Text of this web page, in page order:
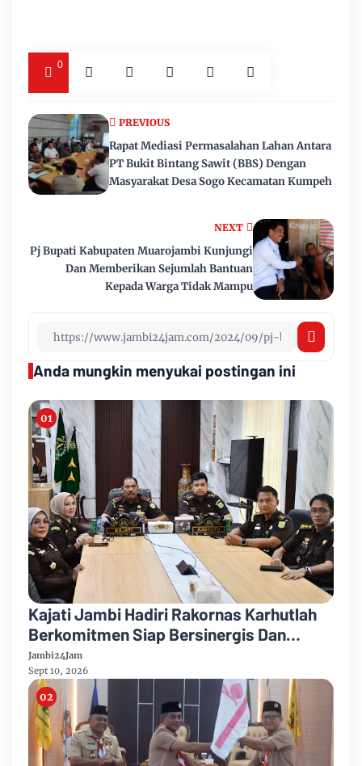
0
NEXT
Pj Bupati Kabupaten Muarojambi Kunjungi
Dan Memberikan Sejumlah Bantuan
Kepada Warga Tidak Mampu
PREVIOUS
Rapat Mediasi Permasalahan Lahan Antara
PT Bukit Bintang Sawit (BBS) Dengan
Masyarakat Desa Sogo Kecamatan Kumpeh
Anda mungkin menyukai postingan ini
Kajati Jambi Hadiri Rakornas Karhutlah
Berkomitmen Siap Bersinergis Dan
Kolaborasi Dalam Penanganan Karhutla
Jambi24Jam
Sept 10, 2026